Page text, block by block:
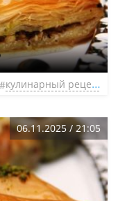
кулинарный рецепт
06.11.2025 / 21:05